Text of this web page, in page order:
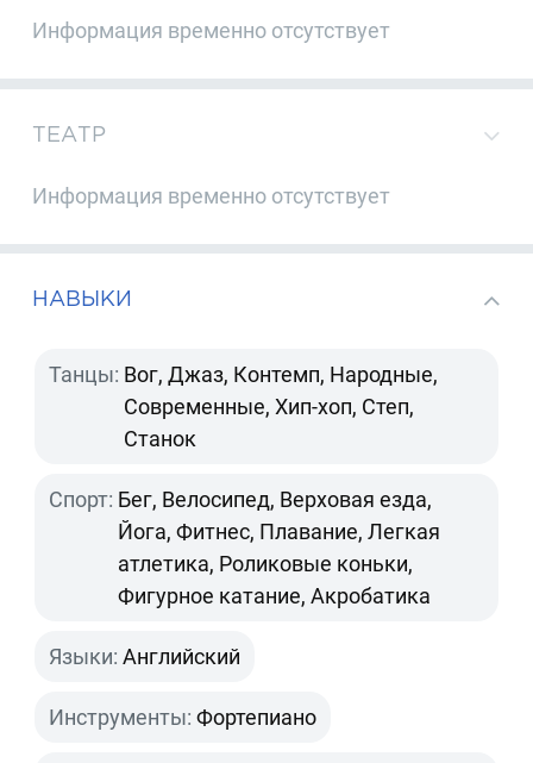
Информация временно отсутствует
ТЕАТР
Информация временно отсутствует
НАВЫКИ
Танцы: Вог, Джаз, Контемп, Народные,
Современные, Хип-хоп, Степ,
Станок
Спорт: Бег, Велосипед, Верховая езда,
Йога, Фитнес, Плавание, Легкая
атлетика, Роликовые коньки,
Фигурное катание, Акробатика
Языки: Английский
Инструменты: Фортепиано